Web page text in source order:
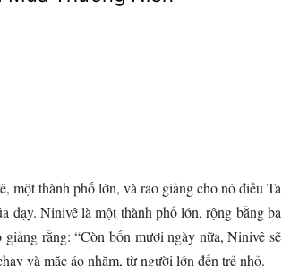
một thành phố lớn, và rao giảng cho nó điều Ta
dạy. Ninivê là một thành phố lớn, rộng bằng ba
rằng: “Còn bốn mươi ngày nữa, Ninivê sẽ
và mặc áo nhặm, từ người lớn đến trẻ nhỏ.